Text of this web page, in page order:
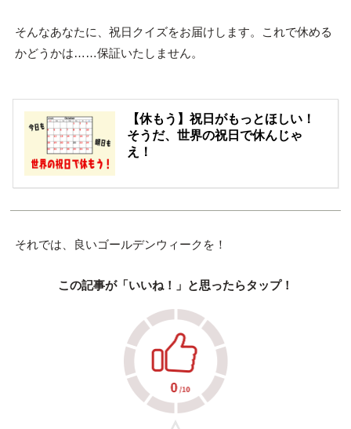
そんなあなたに、祝日クイズをお届けします。これで休める
かどうかは……保証いたしません。
【休もう】祝日がもっとほしい！
そうだ、世界の祝日で休んじゃ
え！
それでは、良いゴールデンウィークを！
この記事が「いいね！」と思ったらタップ！